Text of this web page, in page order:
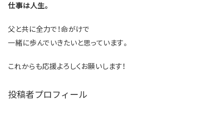
仕事は人生。
父と共に全力で！命がけで
一緒に歩んでいきたいと思っています。
これからも応援よろしくお願いします！
投稿者プロフィール